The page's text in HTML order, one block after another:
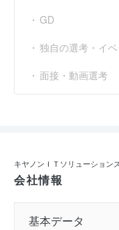
GD
独自の選考・イベ
面接・動画選考
キヤノンＩＴソリューション
会社情報
基本データ